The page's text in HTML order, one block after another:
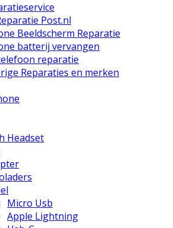
Post.nl
Beeldscherm Reparatie
batterij vervangen
reparatie
Reparaties en merken
Headset
Micro Usb
Apple Lightning